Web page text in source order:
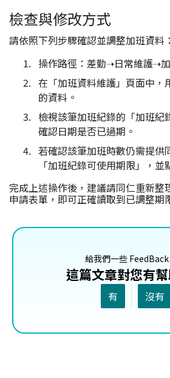
檢查與修改方式
請依照下列步驟確認並調整加班資料：
操作路徑：差勤➝日常維護➝
在「加班資料維護」頁面中，
的資料。
檢視該筆加班紀錄的「加班紀
確認日期是否已過期。
若確認該筆加班時數仍需提供
「加班紀錄可使用期限」，並
完成上述操作後，建議請同仁重新整
申請表單，即可正確讀取到已調整期
給我們一些 FeedBack
這篇文章對您有幫
有 沒有